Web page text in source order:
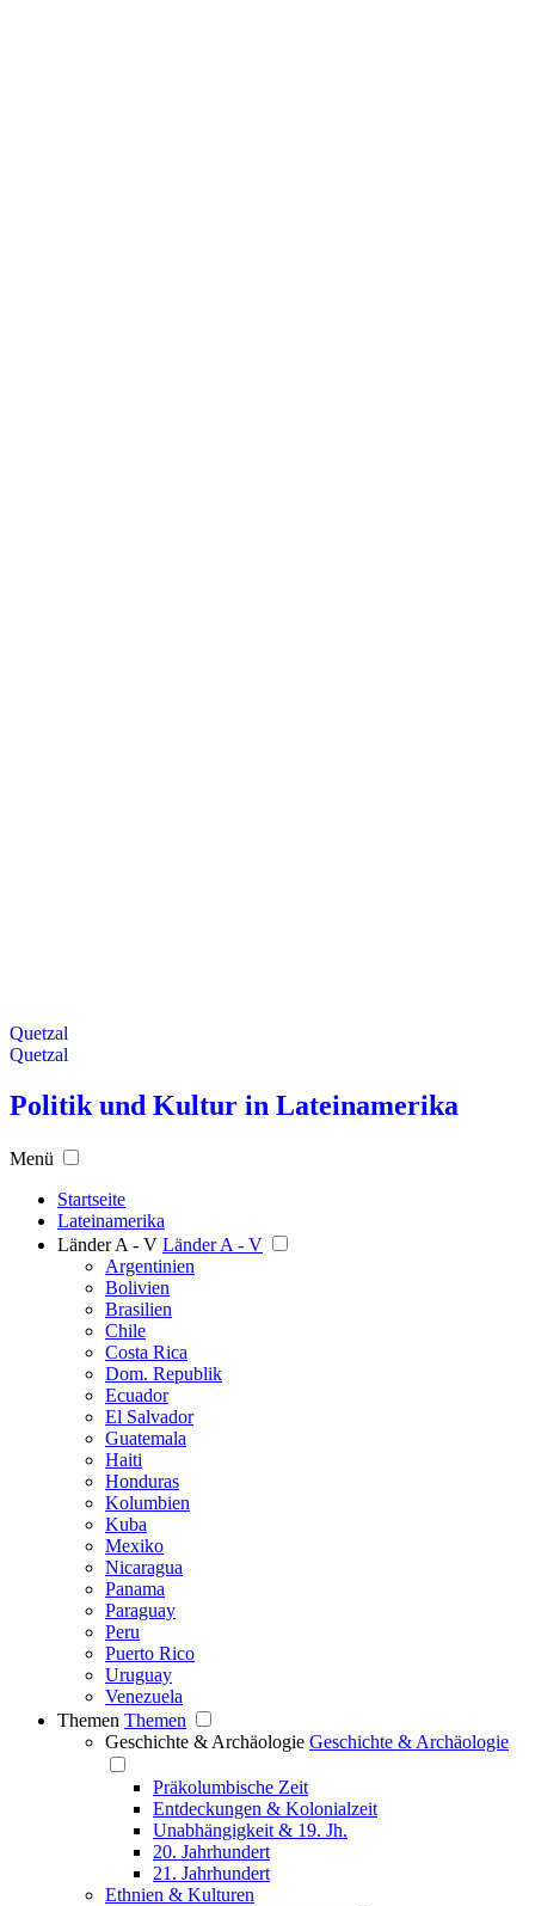
Quetzal
Quetzal
Politik und Kultur in Lateinamerika
Menü
Startseite
Lateinamerika
Länder A - V Länder A - V
Argentinien
Bolivien
Brasilien
Chile
Costa Rica
Dom. Republik
Ecuador
El Salvador
Guatemala
Haiti
Honduras
Kolumbien
Kuba
Mexiko
Nicaragua
Panama
Paraguay
Peru
Puerto Rico
Uruguay
Venezuela
Themen Themen
Geschichte & Archäologie Geschichte & Archäologie
Präkolumbische Zeit
Entdeckungen & Kolonialzeit
Unabhängigkeit & 19. Jh.
20. Jahrhundert
21. Jahrhundert
Ethnien & Kulturen